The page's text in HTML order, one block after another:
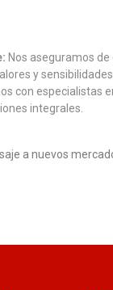
Nos aseguramos
y sensibilidades.
con especialistas
integrales.
a nuevos